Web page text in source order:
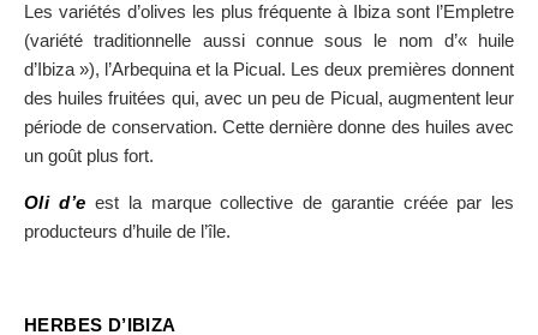
Les variétés d’olives les plus fréquente à Ibiza sont l’Empletre
(variété traditionnelle aussi connue sous le nom d’« huile
d’Ibiza »), l’Arbequina et la Picual. Les deux premières donnent
des huiles fruitées qui, avec un peu de Picual, augmentent leur
période de conservation. Cette dernière donne des huiles avec
un goût plus fort.
Oli d’e est la marque collective de garantie créée par les
producteurs d’huile de l’île.
HERBES D’IBIZA